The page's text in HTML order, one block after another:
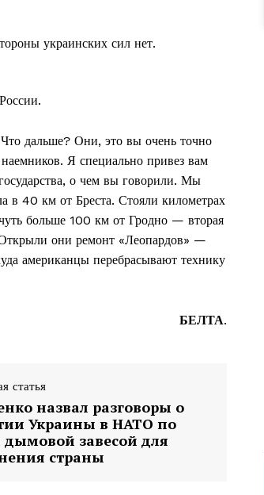
украинских сил нет.
дальше? Они, это вы очень точно
Я специально привез вам
о чем вы говорили. Мы
в 40 км от Бреста. Стояли километрах
больше 100 км от Гродно — вторая
они ремонт «Леопардов» —
американцы перебрасывают технику
БЕЛТА.
статья
назвал разговоры о
Украины в НАТО по
дымовой завесой для
страны